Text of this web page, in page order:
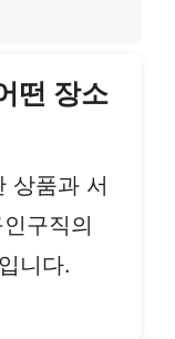
떤 장소
상품과 서
구직의
니다.